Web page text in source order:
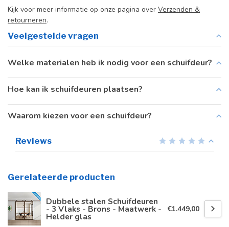
Kijk voor meer informatie op onze pagina over Verzenden &
retourneren.
Veelgestelde vragen
Welke materialen heb ik nodig voor een schuifdeur?
Hoe kan ik schuifdeuren plaatsen?
Waarom kiezen voor een schuifdeur?
Reviews
Gerelateerde producten
Dubbele stalen Schuifdeuren
- 3 Vlaks - Brons - Maatwerk -
Helder glas
€1.449,00